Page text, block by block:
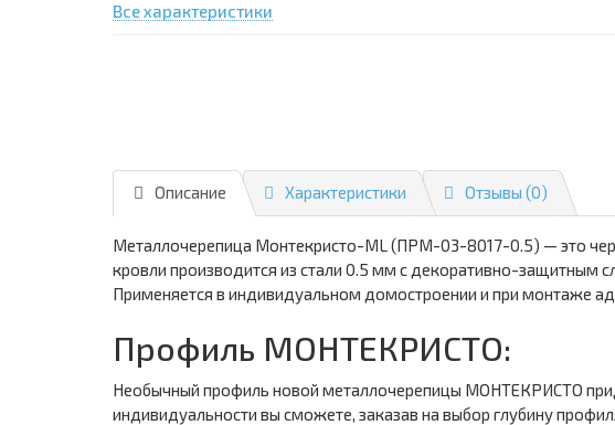
Все характеристики
Описание Характеристики Отзывы (0)
Металлочерепица Монтекристо-ML (ПРМ-03-8017-0.5) — это
кровли производится из стали 0.5 мм с декоративно-
Применяется в индивидуальном домостроении и при монтаже
Профиль МОНТЕКРИСТО:
Необычный профиль новой металлочерепицы МОНТЕКРИСТО
индивидуальности вы сможете, заказав на выбор глубину